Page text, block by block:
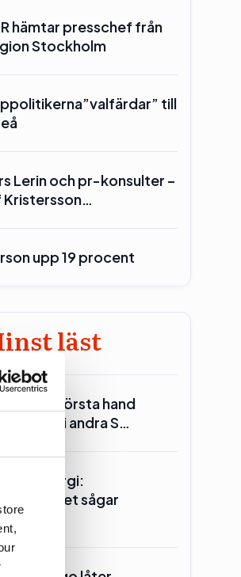
hämtar presschef från
Stockholm
till
Lerin och pr-konsulter –
Kristersson…
upp 19 procent
läst
I första hand
i andra S…
energi:
sågar